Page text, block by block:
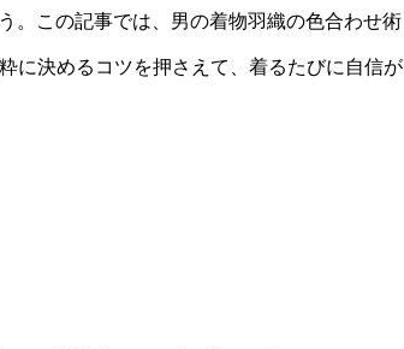
。この記事では、男の着物羽織の色合わせ術
に決めるコツを押さえて、着るたびに自信が